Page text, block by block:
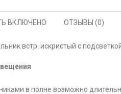
ВКЛЮЧЕНО ОТЗЫВЫ (0)
встр. искристый с
в полне возможно